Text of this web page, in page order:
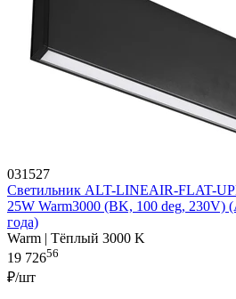
031527
Светильник ALT-LINEAIR-FLAT-
25W Warm3000 (BK, 100 deg, 230V)
года)
Warm | Тёплый 3000 K
19 72656
₽/шт